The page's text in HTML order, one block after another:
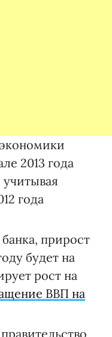
2013 года
учитывая
года
прирост
будет на
рост на
ВВП на